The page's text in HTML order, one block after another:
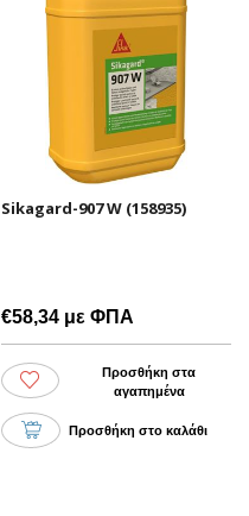
Sikagard-907 W (158935)
€58,34 με ΦΠΑ
Προσθήκη στα
αγαπημένα
Προσθήκη στο καλάθι